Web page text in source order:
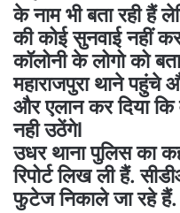
के नाम भी बता रही हैं
की कोई सुनवाई नहीं
कॉलोनी के लोगो को
महाराजपुरा थाने पहुंचे
और एलान कर दिया कि
नही उठेंगेl
उधर थाना पुलिस का
रिपोर्ट लिख ली हैं.
फुटेज निकाले जा रहे हैं.